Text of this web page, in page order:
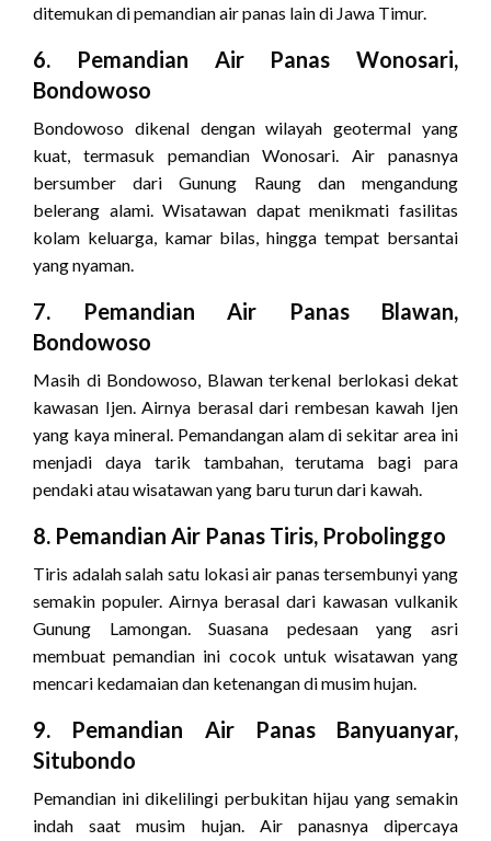
ditemukan di pemandian air panas lain di Jawa Timur.
6. Pemandian Air Panas Wonosari,
Bondowoso
Bondowoso dikenal dengan wilayah geotermal yang
kuat, termasuk pemandian Wonosari. Air panasnya
bersumber dari Gunung Raung dan mengandung
belerang alami. Wisatawan dapat menikmati fasilitas
kolam keluarga, kamar bilas, hingga tempat bersantai
yang nyaman.
7. Pemandian Air Panas Blawan,
Bondowoso
Masih di Bondowoso, Blawan terkenal berlokasi dekat
kawasan Ijen. Airnya berasal dari rembesan kawah Ijen
yang kaya mineral. Pemandangan alam di sekitar area ini
menjadi daya tarik tambahan, terutama bagi para
pendaki atau wisatawan yang baru turun dari kawah.
8. Pemandian Air Panas Tiris, Probolinggo
Tiris adalah salah satu lokasi air panas tersembunyi yang
semakin populer. Airnya berasal dari kawasan vulkanik
Gunung Lamongan. Suasana pedesaan yang asri
membuat pemandian ini cocok untuk wisatawan yang
mencari kedamaian dan ketenangan di musim hujan.
9. Pemandian Air Panas Banyuanyar,
Situbondo
Pemandian ini dikelilingi perbukitan hijau yang semakin
indah saat musim hujan. Air panasnya dipercaya